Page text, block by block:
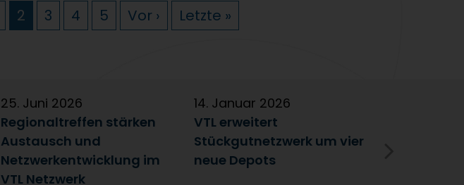
2 3 4 5 Vor › Letzte »
25. Juni 2026
Regionaltreffen stärken
Austausch und
Netzwerkentwicklung im
VTL Netzwerk
14. Januar 2026
VTL erweitert
Stückgutnetzwerk um vier
neue Depots